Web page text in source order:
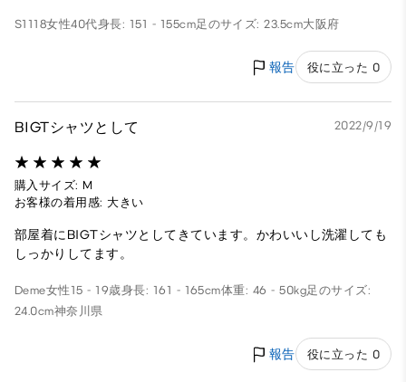
S1118女性40代身長: 151 - 155cm足のサイズ: 23.5cm大阪府
報告 役に立った 0
BIGTシャツとして 2022/9/19
購入サイズ: M
お客様の着用感: 大きい
部屋着にBIGTシャツとしてきています。かわいいし洗濯しても
しっかりしてます。
Deme女性 15 - 19歳身長: 161 - 165cm体重: 46 - 50kg足のサイズ:
24.0cm神奈川県
報告 役に立った 0